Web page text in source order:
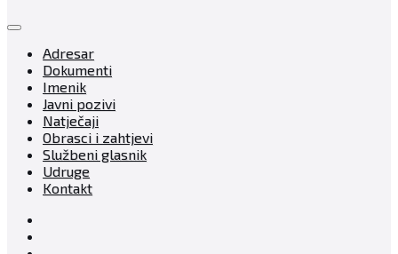
Adresar
Dokumenti
Imenik
Javni pozivi
Natječaji
Obrasci i zahtjevi
Službeni glasnik
Udruge
Kontakt